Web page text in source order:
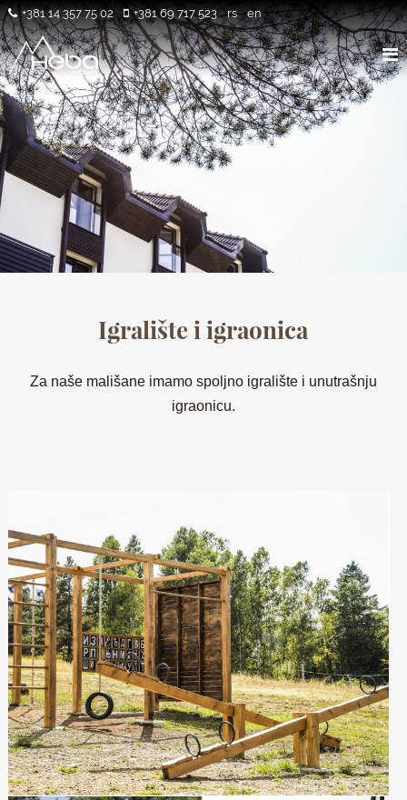
+381 14 357 75 02 +381 69 717 523 rs en
Igralište i igraonica
Za naše mališane imamo spoljno igralište i unutrašnju
igraonicu.